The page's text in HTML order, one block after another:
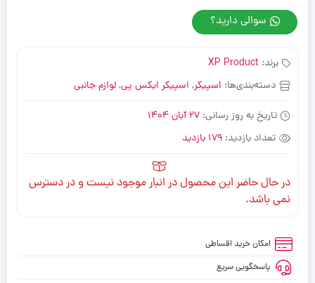
سوالی دارید؟
برند: XP Product
دسته‌بندی‌ها: اسپیکر, اسپیکر ایکس پی,لوازم جانبی
تاریخ به روز رسانی: 27 آبان 1404
تعداد بازدید: 179 بازدید
در حال حاضر این محصول در انبار موجود نیست و در دسترس
نمی باشد.
امکان خرید اقساطی
پاسخگویی سریع